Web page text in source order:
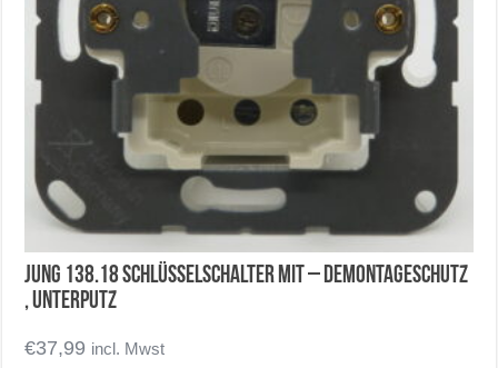
Jung 138.18 Schlüsselschalter mit – Demontageschutz
, Unterputz
€37,99 incl. Mwst